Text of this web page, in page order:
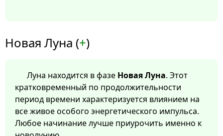
Новая Луна (+)
Луна находится в фазе Новая Луна. Этот
кратковременный по продолжительности
период времени характеризуется влиянием на
все живое особого энергетического импульса.
Любое начинание лучше приурочить именно к